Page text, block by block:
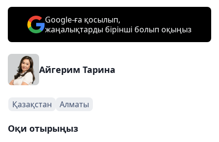
Google-ға қосылып,
жаңалықтарды бірінші болып оқыңыз
Айгерим Тарина
Қазақстан Алматы
Оқи отырыңыз